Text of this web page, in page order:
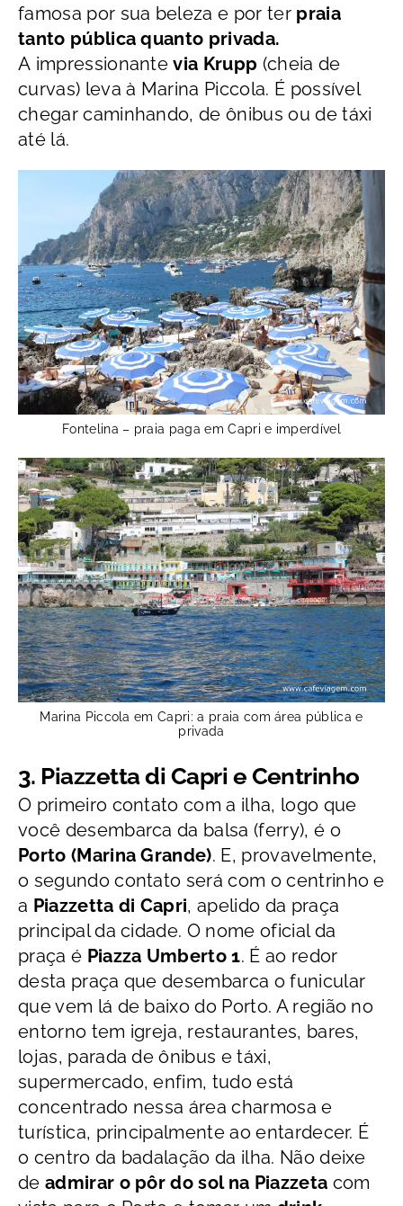
famosa por sua beleza e por ter praia
tanto pública quanto privada.
A impressionantevia Krupp (cheia de
curvas) leva à Marina Piccola. É possível
chegar caminhando, de ônibus ou de táxi
até lá.
Fontelina – praia paga em Capri e imperdível
Marina Piccola em Capri: a praia com área pública e
privada
3. Piazzetta di Capri e Centrinho
O primeiro contato com a ilha, logo que
você desembarca da balsa (ferry), é o
Porto (Marina Grande). E, provavelmente,
o segundo contato será com o centrinho e
a Piazzetta di Capri, apelido da praça
principal da cidade. O nome oficial da
praça é Piazza Umberto 1. É ao redor
desta praça que desembarca o funicular
que vem lá de baixo do Porto. A região no
entorno tem igreja, restaurantes, bares,
lojas, parada de ônibus e táxi,
supermercado, enfim, tudo está
concentrado nessa área charmosa e
turística, principalmente ao entardecer. É
o centro da badalação da ilha. Não deixe
de admirar opôr do sol na Piazzeta com